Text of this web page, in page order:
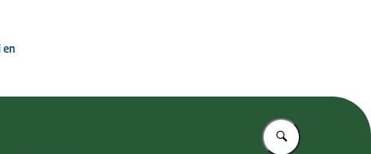
en
Vul in wat u